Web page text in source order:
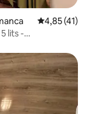
Évaluation
4,85 (41)
lits -